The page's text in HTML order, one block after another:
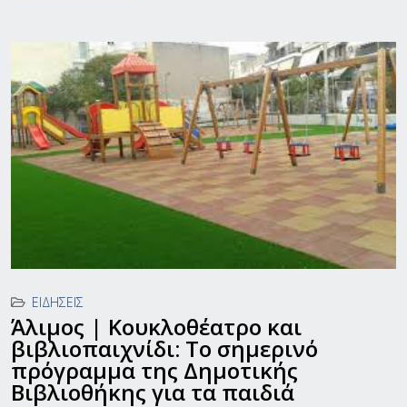
ΕΙΔΉΣΕΙΣ
Άλιμος | Κουκλοθέατρο και
βιβλιοπαιχνίδι: Το σημερινό
πρόγραμμα της Δημοτικής
Βιβλιοθήκης για τα παιδιά